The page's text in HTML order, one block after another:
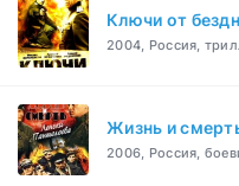
Ключи от
2004, Россия,
Жизнь и
2006, Россия,